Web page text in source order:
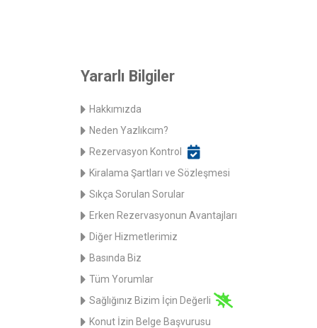
Yararlı Bilgiler
Hakkımızda
Neden Yazlıkcım?
Rezervasyon Kontrol
Kiralama Şartları ve Sözleşmesi
Sıkça Sorulan Sorular
Erken Rezervasyonun Avantajları
Diğer Hizmetlerimiz
Basında Biz
Tüm Yorumlar
Sağlığınız Bizim İçin Değerli
Konut İzin Belge Başvurusu